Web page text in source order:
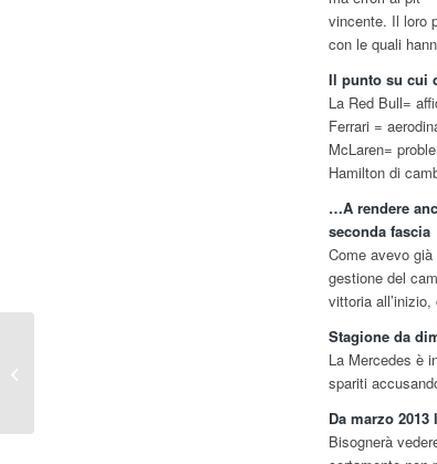
vincente. Il loro
con le quali
Il punto su cui
La Red Bull=
Ferrari =
McLaren=
Hamilton di
…A rendere
seconda fascia
Come avevo
gestione del
vittoria
Stagione da
La Mercedes è
spariti
Da marzo
Bisognerà